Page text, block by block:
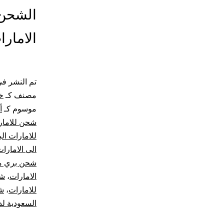
تم النشر
مصنف كـ
موسوم كـ
شحن
للامارات
الى
شحن بري
الامارات،
للامارات،
السعودية